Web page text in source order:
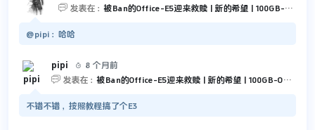
 发表在： 被Ban的Office-E5迎来救赎 | 新的希望 | 100GB-Outlook 和 5TB-OneDrive
@pipi：哈哈
pipi 
8 个月前
 发表在： 被Ban的Office-E5迎来救赎 | 新的希望 | 100GB-Outlook 和 5TB-OneDrive
不错不错，按照教程搞了个E3